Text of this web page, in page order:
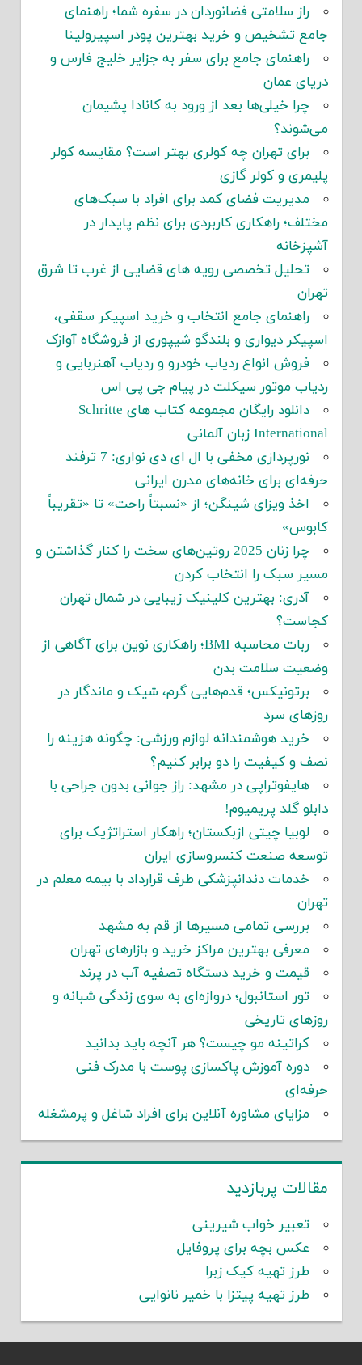
راز سلامتی فضانوردان در سفره شما؛ راهنمای
جامع تشخیص و خرید بهترین پودر اسپیرولینا
راهنمای جامع برای سفر به جزایر خلیج فارس و
دریای عمان
چرا خیلی‌ها بعد از ورود به کانادا پشیمان
می‌شوند؟
برای تهران چه کولری بهتر است؟ مقایسه کولر
پلیمری و کولر گازی
مدیریت فضای کمد برای افراد با سبک‌های
مختلف؛ راهکاری کاربردی برای نظم پایدار در
آشپزخانه
تحلیل تخصصی رویه های قضایی از غرب تا شرق
تهران
راهنمای جامع انتخاب و خرید اسپیکر سقفی،
اسپیکر دیواری و بلندگو شیپوری از فروشگاه آوازک
فروش انواع ردیاب خودرو و ردیاب آهنربایی و
ردیاب موتور سیکلت در پیام جی پی اس
دانلود رایگان مجموعه کتاب های Schritte
International زبان آلمانی
نورپردازی مخفی با ال ای دی نواری: 7 ترفند
حرفه‌ای برای خانه‌های مدرن ایرانی
اخذ ویزای شینگن؛ از «نسبتاً راحت» تا «تقریباً
کابوس»
چرا زنان 2025 روتین‌های سخت را کنار گذاشتن و
مسیر سبک را انتخاب کردن
آدری: بهترین کلینیک زیبایی در شمال تهران
کجاست؟
ربات محاسبه BMI؛ راهکاری نوین برای آگاهی از
وضعیت سلامت بدن
برتونیکس؛ قدم‌هایی گرم، شیک و ماندگار در
روزهای سرد
خرید هوشمندانه لوازم ورزشی: چگونه هزینه را
نصف و کیفیت را دو برابر کنیم؟
هایفوتراپی در مشهد: راز جوانی بدون جراحی با
دابلو گلد پریمیوم!
لوبیا چیتی ازبکستان؛ راهکار استراتژیک برای
توسعه صنعت کنسروسازی ایران
خدمات دندانپزشکی طرف قرارداد با بیمه معلم در
تهران
بررسی تمامی مسیرها از قم به مشهد
معرفی بهترین مراکز خرید و بازارهای تهران
قیمت و خرید دستگاه تصفیه آب در پرند
تور استانبول؛ دروازه‌ای به سوی زندگی شبانه و
روزهای تاریخی
کراتینه مو چیست؟ هر آنچه باید بدانید
دوره آموزش پاکسازی پوست با مدرک فنی
حرفه‌ای
مزایای مشاوره آنلاین برای افراد شاغل و پرمشغله
مقالات پربازدید
تعبیر خواب شیرینی
عکس بچه برای پروفایل
طرز تهیه کیک زبرا
طرز تهیه پیتزا با خمیر نانوایی